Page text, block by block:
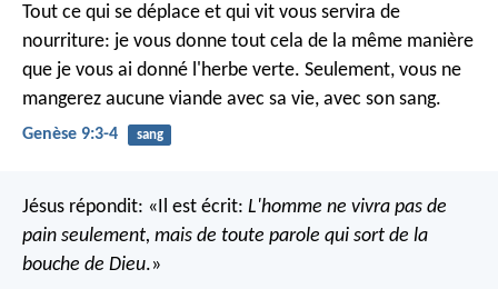
Tout ce qui se déplace et qui vit vous servira de
nourriture: je vous donne tout cela de la même manière
que je vous ai donné l'herbe verte. Seulement, vous ne
mangerez aucune viande avec sa vie, avec son sang.
Genèse 9:3-4 sang
Jésus répondit: «Il est écrit: L'homme ne vivra pas de
pain seulement, mais de toute parole qui sort de la
bouche de Dieu.»